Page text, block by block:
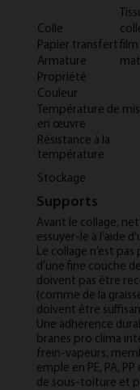
Colle
Papier transfert film
Armature
Propriété
Couleur
Température de
en œuvre
Résistance à la
température
Stockage
Supports
Av­ant le col­lage,
es­suy­er-le à l’aide
Le col­lage n’est
d’une fine couche
doivent pas être
(comme de la
doivent être
Une ad­hérence
branes pro clima
frein-va­peurs,
emple en PE, PA,
de sous-toit­ure et